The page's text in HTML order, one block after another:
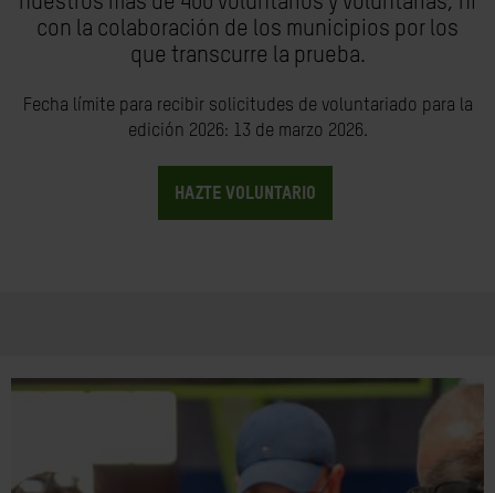
con la colaboración de los municipios por los
que transcurre la prueba.
Fecha límite para recibir solicitudes de voluntariado para la
edición 2026: 13 de marzo 2026.
HAZTE VOLUNTARIO